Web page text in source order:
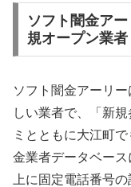
ソフト闇金ア
規オープン業者
ソフト闇金アーリ
しい業者で、「新
ミとともに大江町
金業者データベー
上に固定電話番号